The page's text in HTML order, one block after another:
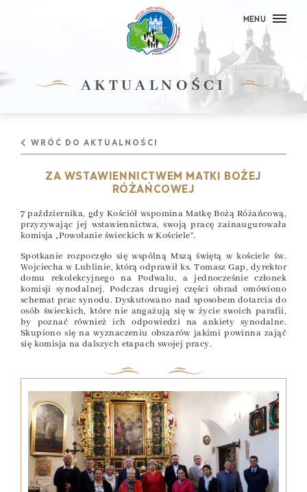
MENU
AKTUALNOŚCI
WRÓĆ DO AKTUALNOŚCI
7 października, gdy Kościół wspomina Matkę Bożą Różańcową,
przyzywając jej wstawiennictwa, swoją pracę zainaugurowała
komisja „Powołanie świeckich w Kościele”.
Spotkanie rozpoczęło się wspólną Mszą świętą w kościele św.
Wojciecha w Lublinie, którą odprawił ks. Tomasz Gap, dyrektor
domu rekolekcyjnego na Podwalu, a jednocześnie członek
komisji synodalnej. Podczas drugiej części obrad omówiono
schemat prac synodu. Dyskutowano nad sposobem dotarcia do
osób świeckich, które nie angażują się w życie swoich parafii,
by poznać również ich odpowiedzi na ankiety synodalne.
Skupiono się na wyznaczeniu obszarów jakimi powinna zająć
się komisja na dalszych etapach swojej pracy.
ZA WSTAWIENNICTWEM MATKI BOŻEJ
RÓŻAŃCOWEJ